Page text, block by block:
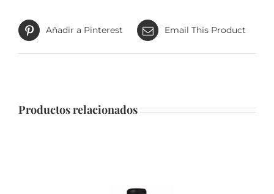
Añadir a Pinterest Email This Product
Productos relacionados